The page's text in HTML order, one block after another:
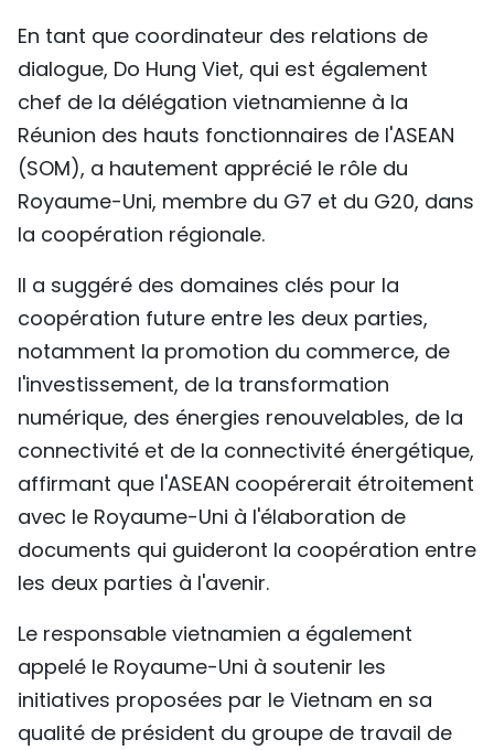
En tant que coordinateur des relations de
dialogue, Do Hung Viet, qui est également
chef de la délégation vietnamienne à la
Réunion des hauts fonctionnaires de l'ASEAN
(SOM), a hautement apprécié le rôle du
Royaume-Uni, membre du G7 et du G20, dans
la coopération régionale.
Il a suggéré des domaines clés pour la
coopération future entre les deux parties,
notamment la promotion du commerce, de
l'investissement, de la transformation
numérique, des énergies renouvelables, de la
connectivité et de la connectivité énergétique,
affirmant que l'ASEAN coopérerait étroitement
avec le Royaume-Uni à l'élaboration de
documents qui guideront la coopération entre
les deux parties à l'avenir.
Le responsable vietnamien a également
appelé le Royaume-Uni à soutenir les
initiatives proposées par le Vietnam en sa
qualité de président du groupe de travail de